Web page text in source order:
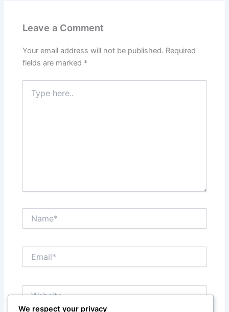
Leave a Comment
Your email address will not be published. Required
fields are marked *
here..
We respect your privacy